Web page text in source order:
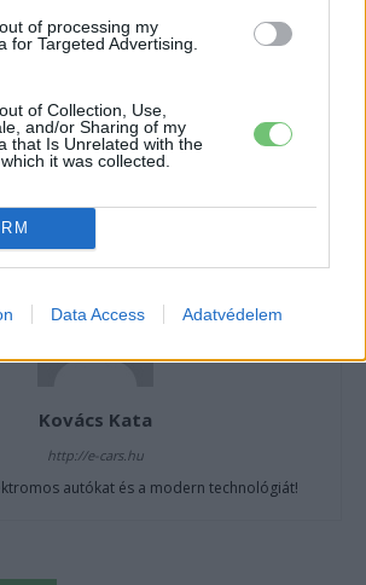
of processing my
for Targeted Advertising.
of Collection, Use,
and/or Sharing of my
that Is Unrelated with the
it was collected.
Data Access Adatvédelem
Kovács Kata
http://e-cars.hu
autókat és a modern technológiát!